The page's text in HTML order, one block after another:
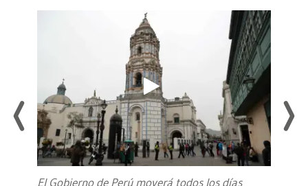
El Gobierno de Perú moverá todos los días